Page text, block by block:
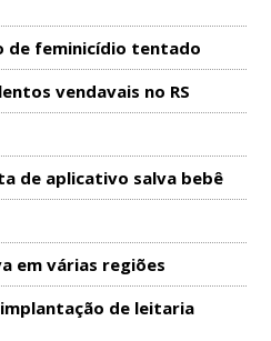
de feminicídio tentado
vendavais no RS
de aplicativo salva bebê
em várias regiões
de leitaria